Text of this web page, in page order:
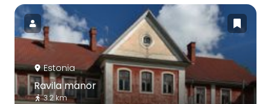
Estonia
Ravila manor
3.2 km